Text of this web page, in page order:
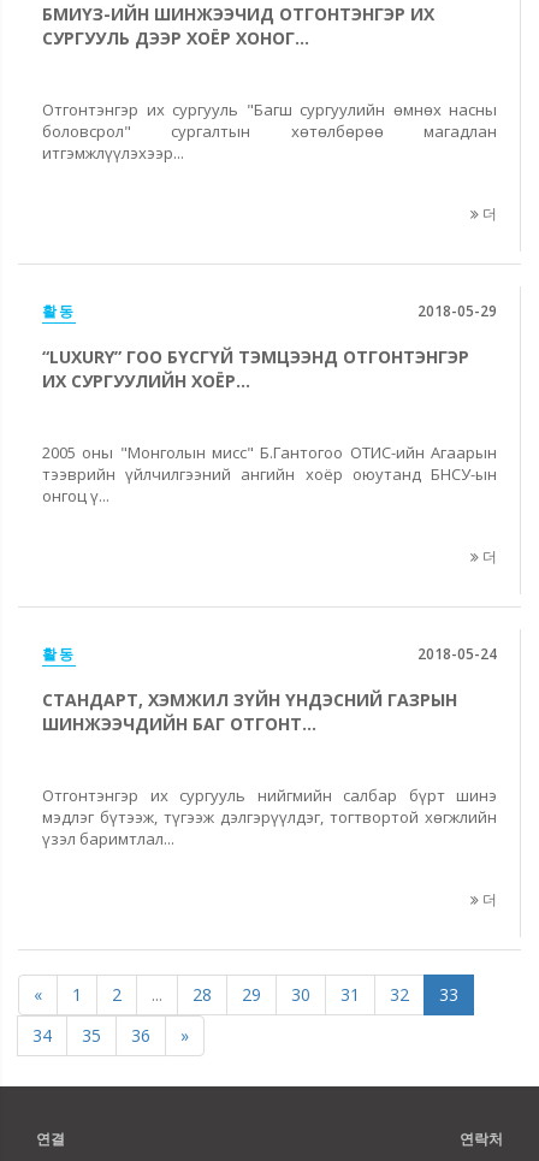
БМИҮЗ-ИЙН ШИНЖЭЭЧИД ОТГОНТЭНГЭР ИХ
СУРГУУЛЬ ДЭЭР ХОЁР ХОНОГ...
Отгонтэнгэр их сургууль "Багш сургуулийн өмнөх насны
боловсрол" сургалтын хөтөлбөрөө магадлан
итгэмжлүүлэхээр...
더
활동 2018-05-29
“LUXURY” ГОО БҮСГҮЙ ТЭМЦЭЭНД ОТГОНТЭНГЭР
ИХ СУРГУУЛИЙН ХОЁР...
2005 оны "Монголын мисс" Б.Гантогоо ОТИС-ийн Агаарын
тээврийн үйлчилгээний ангийн хоёр оюутанд БНСУ-ын
онгоц ү...
더
활동 2018-05-24
СТАНДАРТ, ХЭМЖИЛ ЗҮЙН ҮНДЭСНИЙ ГАЗРЫН
ШИНЖЭЭЧДИЙН БАГ ОТГОНТ...
Отгонтэнгэр их сургууль нийгмийн салбар бүрт шинэ
мэдлэг бүтээж, түгээж дэлгэрүүлдэг, тогтвортой хөгжлийн
үзэл баримтлал...
더
« 1 2 ... 28 29 30 31 32
33
34
35 36 »
연결 연락처